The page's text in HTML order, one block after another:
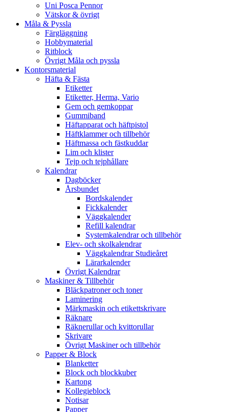
Uni Posca Pennor
Vätskor & övrigt
Måla & Pyssla
Färgläggning
Hobbymaterial
Ritblock
Övrigt Måla och pyssla
Kontorsmaterial
Häfta & Fästa
Etiketter
Etiketter, Herma, Vario
Gem och gemkoppar
Gummiband
Häftapparat och häftpistol
Häftklammer och tillbehör
Häftmassa och fästkuddar
Lim och klister
Tejp och tejphållare
Kalendrar
Dagböcker
Årsbundet
Bordskalender
Fickkalender
Väggkalender
Refill kalendrar
Systemkalendrar och tillbehör
Elev- och skolkalendrar
Väggkalendrar Studieåret
Lärarkalender
Övrigt Kalendrar
Maskiner & Tillbehör
Bläckpatroner och toner
Laminering
Märkmaskin och etikettskrivare
Räknare
Räknerullar och kvittorullar
Skrivare
Övrigt Maskiner och tillbehör
Papper & Block
Blanketter
Block och blockkuber
Kartong
Kollegieblock
Notisar
Papper